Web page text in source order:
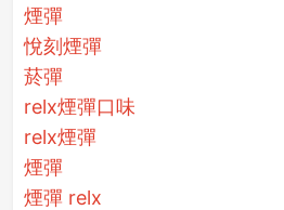
煙彈
悅刻煙彈
菸彈
relx煙彈口味
relx煙彈
煙彈
煙彈 relx